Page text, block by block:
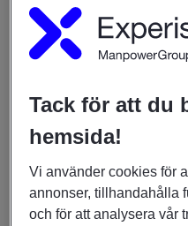
30 november 2020
05:00am
06:00am
DU KANSKE OCKSÅ
INSIKTER OCH
IT & tech‑branschen
sommaren
Tack för att du
hemsida!
Vi använder cookies för
annonser, tillhandahålla
och för att analysera vår